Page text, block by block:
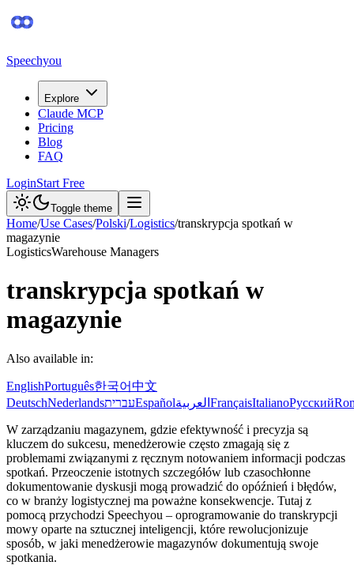
Speechyou
Explore
Claude MCP
Pricing
Blog
FAQ
LoginStart Free
Toggle theme
Home/Use Cases/Polski/Logistics/transkrypcja spotkań w
magazynie
LogisticsWarehouse Managers
transkrypcja spotkań w
magazynie
Also available in:
EnglishPortuguês한국어中文
DeutschNederlandsעבריתEspañolالعربية FrançaisItalianoРусский
W zarządzaniu magazynem, gdzie efektywność i precyzja są
kluczem do sukcesu, menedżerowie często zmagają się z
problemami związanymi z ręcznym notowaniem informacji podczas
spotkań. Przeoczenie istotnych szczegółów lub czasochłonne
dokumentowanie dyskusji mogą prowadzić do opóźnień i błędów,
co w branży logistycznej ma poważne konsekwencje. Tutaj z
pomocą przychodzi Speechyou – oprogramowanie do transkrypcji
mowy oparte na sztucznej inteligencji, które rewolucjonizuje
sposób, w jaki menedżerowie magazynów dokumentują swoje
spotkania.